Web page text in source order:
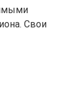
Свои